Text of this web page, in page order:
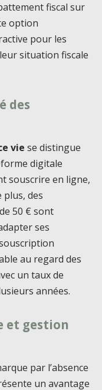
fiscal sur
option
pour les
situation fiscale
des
vie se distingue
digitale
souscrire en ligne,
plus, des
50 € sont
ses
au regard des
un taux de
années.
et gestion
par l’absence
un avantage